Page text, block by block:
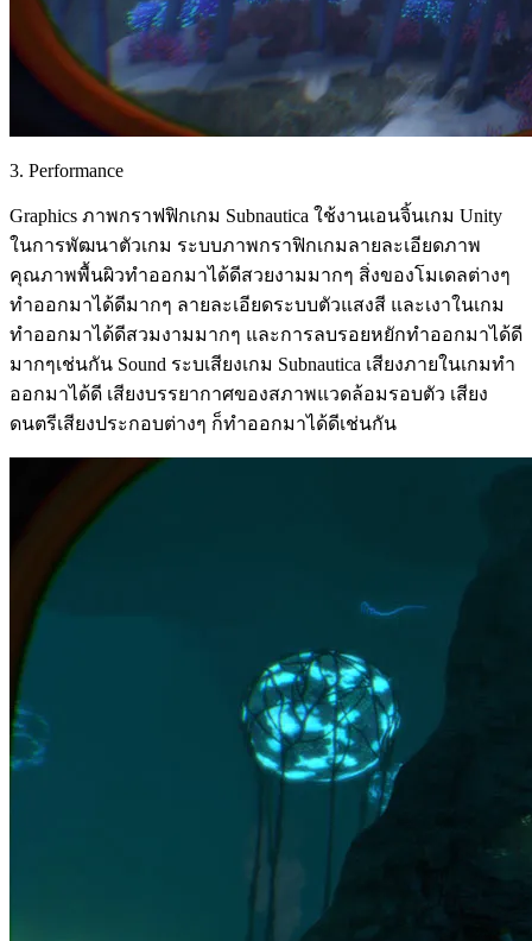
3. Performance
Graphics ภาพกราฟฟิกเกม Subnautica ใช้งานเอนจิ้นเกม Unity
ในการพัฒนาตัวเกม ระบบภาพกราฟิกเกมลายละเอียดภาพ
คุณภาพพื้นผิวทำออกมาได้ดีสวยงามมากๆ สิ่งของโมเดลต่างๆ
ทำออกมาได้ดีมากๆ ลายละเอียดระบบตัวแสงสี และเงาในเกม
ทำออกมาได้ดีสวมงามมากๆ และการลบรอยหยักทำออกมาได้ดี
มากๆเช่นกัน Sound ระบเสียงเกม Subnautica เสียงภายในเกมทำ
ออกมาได้ดี เสียงบรรยากาศของสภาพแวดล้อมรอบตัว เสียง
ดนตรีเสียงประกอบต่างๆ ก็ทำออกมาได้ดีเช่นกัน